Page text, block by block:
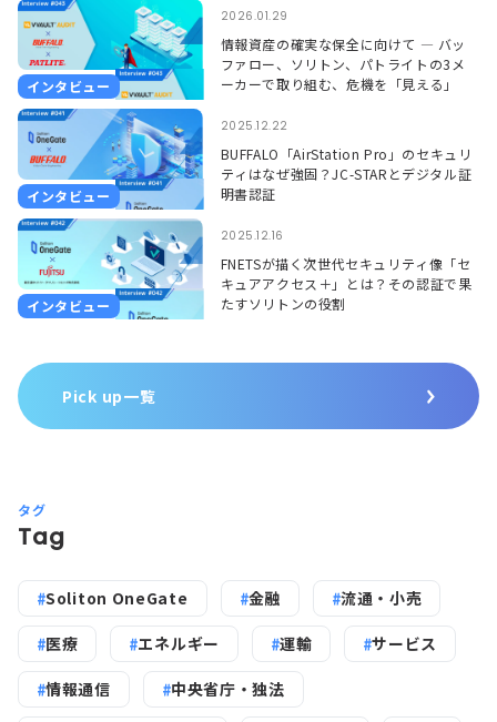
インタビュー
2026.01.29
情報資産の確実な保全に向けて ― バッ
ファロー、ソリトン、パトライトの3メ
ーカーで取り組む、危機を「見える」
―
インタビュー
2025.12.22
BUFFALO「AirStation Pro」のセキュリ
ティはなぜ強固？JC-STARとデジタル証
明書認証
インタビュー
2025.12.16
FNETSが描く次世代セキュリティ像「セ
キュアアクセス＋」とは？その認証で果
たすソリトンの役割
Pick up一覧
タグ
Tag
Soliton OneGate 金融 流通・小売
医療 エネルギー 運輸 サービス
情報通信 中央省庁・独法